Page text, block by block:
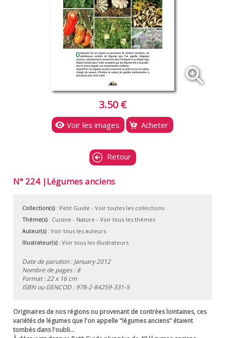
zoom_in
3.50 €
Voir les images Acheter
Retour
N° 224 |Légumes anciens
Collection(s): Petit Guide - Voir toutes les collections
Thème(s): Cuisine - Nature - Voir tous les thèmes
Auteur(s): Voir tous les auteurs
Illustrateur(s): Voir tous les illustrateurs
Date de parution : January 2012
Nombre de pages : 8
Format : 22 x 16 cm
ISBN ou GENCOD :978-2-84259-331-5
Originaires de nos régions ou provenant de contrées lointaines, ces
variétés de légumes que l'on appelle "légumes anciens" étaient
tombés dans l'oubli...